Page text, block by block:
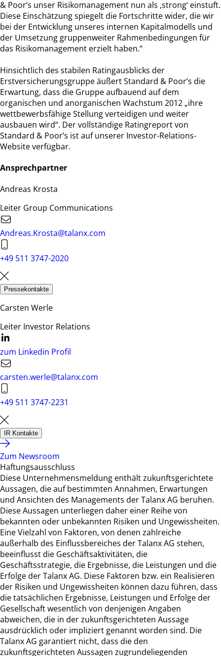
& Poor’s unser Risikomanagement nun als ‚strong‘ einstuft.
Diese Einschätzung spiegelt die Fortschritte wider, die wir
bei der Entwicklung unseres internen Kapitalmodells und
der Umsetzung gruppenweiter Rahmenbedingungen für
das Risikomanagement erzielt haben.“
Hinsichtlich des stabilen Ratingausblicks der
Erstversicherungsgruppe äußert Standard & Poor’s die
Erwartung, dass die Gruppe aufbauend auf dem
organischen und anorganischen Wachstum 2012 „ihre
wettbewerbsfähige Stellung verteidigen und weiter
ausbauen wird“. Der vollständige Ratingreport von
Standard & Poor’s ist auf unserer Investor-Relations-
Website verfügbar.
Ansprechpartner
Andreas Krosta
Leiter Group Communications
Andreas.Krosta@talanx.com
+49 511 3747-2020
Pressekontakte
Carsten Werle
Leiter Investor Relations
zum Linkedin Profil
carsten.werle@talanx.com
+49 511 3747-2231
IR Kontakte
Zum Newsroom
Haftungsausschluss
Diese Unternehmensmeldung enthält zukunftsgerichtete
Aussagen, die auf bestimmten Annahmen, Erwartungen
und Ansichten des Managements der Talanx AG beruhen.
Diese Aussagen unterliegen daher einer Reihe von
bekannten oder unbekannten Risiken und Ungewissheiten.
Eine Vielzahl von Faktoren, von denen zahlreiche
außerhalb des Einflussbereiches der Talanx AG stehen,
beeinflusst die Geschäftsaktivitäten, die
Geschäftsstrategie, die Ergebnisse, die Leistungen und die
Erfolge der Talanx AG. Diese Faktoren bzw. ein Realisieren
der Risiken und Ungewissheiten können dazu führen, dass
die tatsächlichen Ergebnisse, Leistungen und Erfolge der
Gesellschaft wesentlich von denjenigen Angaben
abweichen, die in der zukunftsgerichteten Aussage
ausdrücklich oder impliziert genannt worden sind. Die
Talanx AG garantiert nicht, dass die den
zukunftsgerichteten Aussagen zugrundeliegenden